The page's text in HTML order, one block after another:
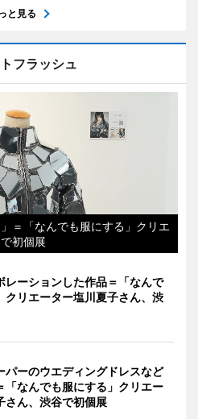
と見る
フラッシュ
＝「なんでも服にする」クリエ
初個展
レーションした作品＝「なんで
クリエーター塩川夏子さん、渋
パーのウエディングドレスなど
「なんでも服にする」クリエー
さん、渋谷で初個展